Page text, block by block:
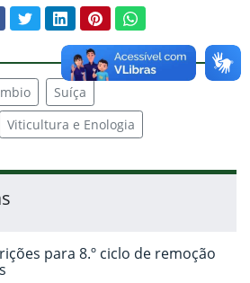
conteúdo:
TwitterLinkedInPinterestWhatsApp
Suíça
Viticultura e Enologia
para 8.º ciclo de remoção